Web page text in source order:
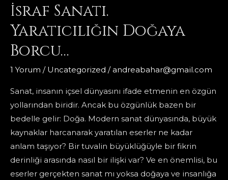
apartmanda
İsraf Sanatı.
Yaratıcılığın Doğaya
Borcu…
1 Yorum / Uncategorized /andreabahar@gmail.com
Sanat, insanın içsel dünyasını ifade etmenin en özgün
yollarından biridir. Ancak bu özgünlük bazen bir
bedelle gelir: Doğa. Modern sanat dünyasında, büyük
kaynaklar harcanarak yaratılan eserler ne kadar
anlam taşıyor? Bir tuvalin büyüklüğüyle bir fikrin
derinliği arasında nasıl bir ilişki var? Ve en önemlisi, bu
eserler gerçekten sanat mı yoksa doğaya ve insanlığa